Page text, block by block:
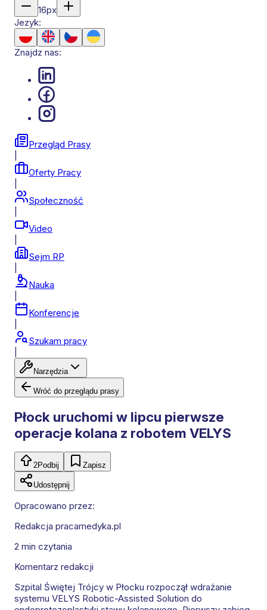
16px
Jezyk:
Znajdz nas:
Przegląd Prasy
Oferty Pracy
Społeczność
Video
Sejm RP
Nauka
Konferencje
Szukam pracy
Narzędzia
Wróć do przeglądu prasy
Płock uruchomi w lipcu pierwsze
operacje kolana z robotem VELYS
2Podbij Zapisz
Udostępnij
Opracowano przez:
Redakcja pracamedyka.pl
2 min czytania
Komentarz redakcji
Szpital Świętej Trójcy w Płocku rozpoczął wdrażanie
systemu VELYS Robotic-Assisted Solution do